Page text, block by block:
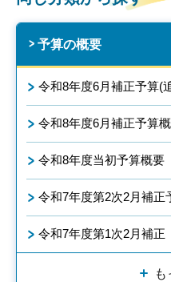
予算の概要
令和8年度6月補正予算(
令和8年度6月補正予算
令和8年度当初予算概要
令和7年度第2次2月補正
令和7年度第1次2月補正
も